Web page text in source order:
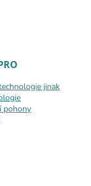
jinak
pohony